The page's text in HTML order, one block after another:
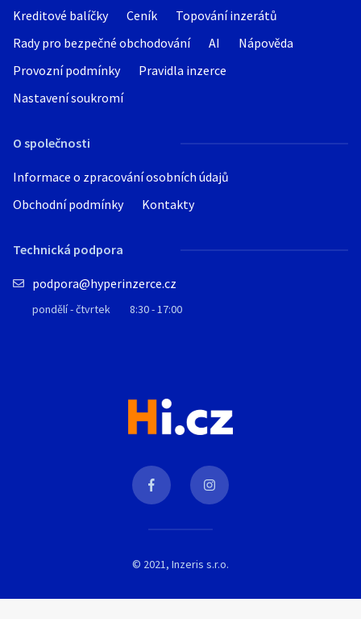
Kreditové balíčky Ceník
Topování inzerátů
Rady pro bezpečné obchodování
AI
Nápověda
Provozní podmínky
Pravidla inzerce
Nastavení soukromí
O společnosti
Informace o zpracování osobních údajů
Obchodní podmínky
Kontakty
Technická podpora
podpora@hyperinzerce.cz
pondělí - čtvrtek 8:30 - 17:00
© 2021, Inzeris s.r.o.